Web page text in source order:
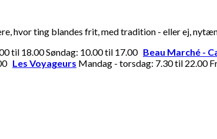
hvor ting blandes frit, med tradition - eller ej,
til 18.00 Søndag: 10.00 til 17.00 Beau Marché -
Les Voyageurs Mandag - torsdag: 7.30 til 22.00